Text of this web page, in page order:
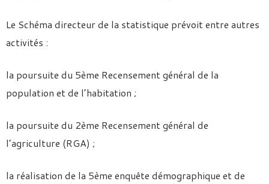
Le Schéma directeur de la statistique prévoit entre autres
activités :
la poursuite du 5ème Recensement général de la
population et de l’habitation ;
la poursuite du 2ème Recensement général de
l’agriculture (RGA) ;
la réalisation de la 5ème enquête démographique et de